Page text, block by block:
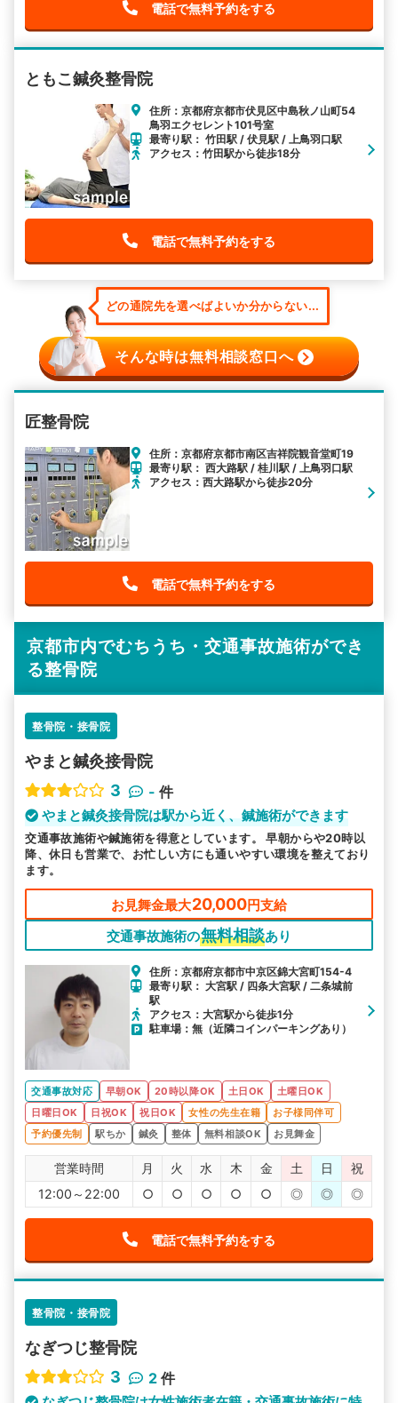
電話で無料予約をする
ともこ鍼灸整骨院
住所：京都府京都市伏見区中島秋ノ山町54
鳥羽エクセレント101号室
最寄り駅： 竹田駅 / 伏見駅 / 上鳥羽口駅
アクセス：竹田駅から徒歩18分
電話で無料予約をする
どの通院先を選べばよいか分からない...
そんな時は無料相談窓口へ
匠整骨院
住所：京都府京都市南区吉祥院観音堂町19
最寄り駅： 西大路駅 / 桂川駅 / 上鳥羽口駅
アクセス：西大路駅から徒歩20分
電話で無料予約をする
京都市内でむちうち・交通事故施術ができ
る整骨院
整骨院・接骨院
やまと鍼灸接骨院
3
- 件
やまと鍼灸接骨院は駅から近く、鍼施術ができます
交通事故施術や鍼施術を得意としています。 早朝からや20時以
降、休日も営業で、お忙しい方にも通いやすい環境を整えており
ます。
お見舞金最大20,000円支給
交通事故施術の無料相談あり
住所：京都府京都市中京区錦大宮町154-4
最寄り駅： 大宮駅 / 四条大宮駅 / 二条城前
駅
アクセス：大宮駅から徒歩1分
駐車場：無（近隣コインパーキングあり）
交通事故対応 早朝OK 20時以降OK 土日OK
土曜日OK
日曜日OK
日祝OK 祝日OK 女性の先生在籍
お子様同伴可
予約優先制
駅ちか 鍼灸 整体 無料相談OK お見舞金
営業時間 月 火 水 木 金 土 日
祝
12:00～22:00
○ ○ ○ ○ ○ ◎ ◎ ◎
電話で無料予約をする
整骨院・接骨院
なぎつじ整骨院
3
2 件